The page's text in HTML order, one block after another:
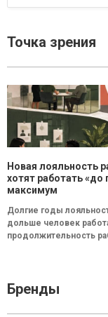
Точка зрения
Новая лояльность
хотят работать «до
максимум
Долгие годы
дольше человек
продолжительность
Бренды